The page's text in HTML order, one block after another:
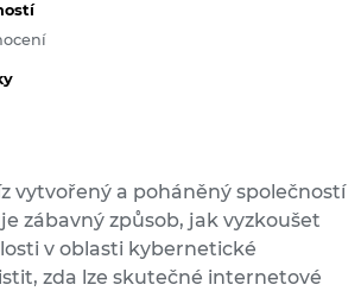
vytvořený a poháněný společností
zábavný způsob, jak vyzkoušet
v oblasti kybernetické
zda lze skutečné internetové